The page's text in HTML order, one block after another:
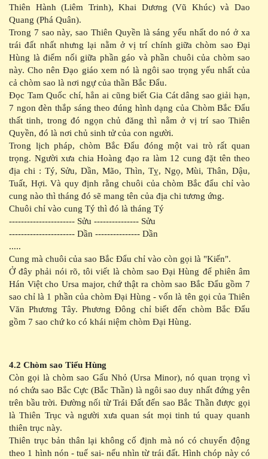
Thiên Hành (Liêm Trinh), Khai Dương (Vũ Khúc) và Dao
Quang (Phá Quân).
Trong 7 sao này, sao Thiên Quyền là sáng yếu nhất do nó ở xa
trái đất nhất nhưng lại nằm ở vị trí chính giữa chòm sao Đại
Hùng là điểm nối giữa phần gáo và phần chuôi của chòm sao
này. Cho nên Đạo giáo xem nó là ngôi sao trọng yếu nhất của
cả chòm sao là nơi ngự của thần Bắc Đẩu.
Đọc Tam Quốc chí, hẳn ai cũng biết Gia Cát dâng sao giải hạn,
7 ngon đèn thắp sáng theo đúng hình dạng của Chòm Bắc Đẩu
thất tinh, trong đó ngọn chủ đăng thì nằm ở vị trí sao Thiên
Quyền, đó là nơi chủ sinh tử của con người.
Trong lịch pháp, chòm Bắc Đẩu đóng một vai trò rất quan
trọng. Người xưa chia Hoàng đạo ra làm 12 cung đặt tên theo
địa chi : Tý, Sửu, Dần, Mão, Thìn, Tỵ, Ngọ, Mùi, Thân, Dậu,
Tuất, Hợi. Và quy định rằng chuôi của chòm Bắc đẩu chỉ vào
cung nào thì tháng đó sẽ mang tên của địa chi tương ứng.
Chuôi chỉ vào cung Tý thì đó là tháng Tý
---------------------- Sửu --------------- Sửu
---------------------- Dần --------------- Dần
.....
Cung mà chuôi của sao Bắc Đẩu chỉ vào còn gọi là "Kiến".
Ở đây phải nói rõ, tôi viết là chòm sao Đại Hùng để phiên âm
Hán Việt cho Ursa major, chứ thật ra chòm sao Bắc Đẩu gồm 7
sao chỉ là 1 phần của chòm Đại Hùng - vốn là tên gọi của Thiên
Văn Phương Tây. Phương Đông chỉ biết đến chòm Bắc Đẩu
gồm 7 sao chứ ko có khái niệm chòm Đại Hùng.
4.2 Chòm sao Tiểu Hùng
Còn gọi là chòm sao Gấu Nhỏ (Ursa Minor), nó quan trọng vì
nó chứa sao Bắc Cực (Bắc Thần) là ngôi sao duy nhất đứng yên
trên bầu trời. Đường nối từ Trái Đất đến sao Bắc Thần được gọi
là Thiên Trục và người xưa quan sát mọi tinh tú quay quanh
thiên trục này.
Thiên trục bản thân lại không cố định mà nó có chuyển động
theo 1 hình nón - tuế sai- nếu nhìn từ trái đất. Hình chóp này có